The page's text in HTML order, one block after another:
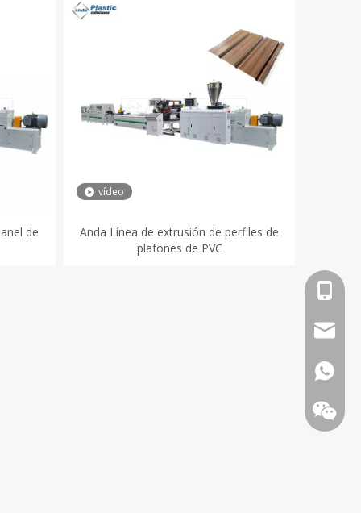
de
vídeo
Anda Línea de extrusión de perfiles de
plafones de PVC
+86-
+86-